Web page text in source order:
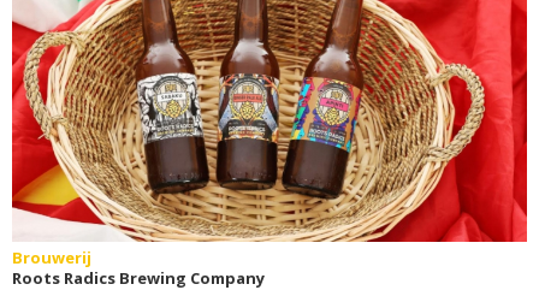
Brouwerij
Roots Radics Brewing Company